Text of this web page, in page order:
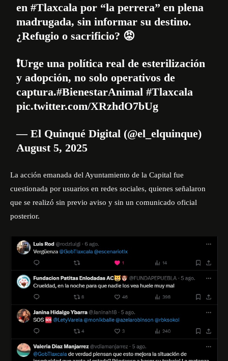
en#Tlaxcala por “la perrera” en plena
madrugada, sin informar su destino.
¿Refugio o sacrificio? 😡
❗Urge una política real de esterilización
y adopción, no solo operativos de
captura.#BienestarAnimal #Tlaxcala
pic.twitter.com/XRzhdO7bUg
— El Quinqué Digital (@el_elquinque)
August 5, 2025
La acción emanada del Ayuntamiento de la Capital fue
cuestionada por usuarios en redes sociales, quienes señalaron
que se realizó sin previo aviso y sin un comunicado oficial
posterior.